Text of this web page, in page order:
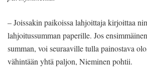
– Joissakin paikoissa lahjoittaja kirjoittaa
lahjoitussumman paperille. Jos
summan, voi seuraaville tulla painostava
vähintään yhtä paljon, Nieminen pohtii.